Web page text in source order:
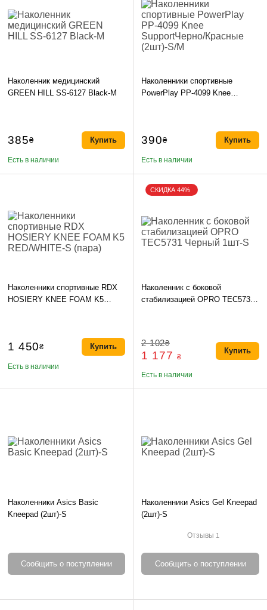
Наколенник медицинский
GREEN HILL SS-6127 Black-M
385₴
Есть в наличии
Купить
Наколенники спортивные
PowerPlay PP-4099 Knee
390₴
Есть в наличии
Купить
Наколенники спортивные RDX
HOSIERY KNEE FOAM K5
1 450₴
Есть в наличии
Купить
Наколенник c боковой
стабилизацией OPRO TEC5731
2 102₴
1 177 ₴
Есть в наличии
Купить
СКИДКА 44%
Наколенники Asics Basic
Kneepad (2шт)-S
Сообщить о поступлении
Наколенники Asics Gel Kneepad
(2шт)-S
Отзывы 1
Сообщить о поступлении